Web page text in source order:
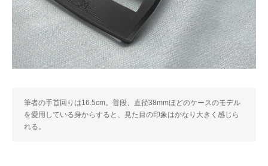
筆者の手首回りは16.5cm。普段、直径38mmほどのケースのモデル
を愛用している身からすると、見た目の印象はかなり大きく感じら
れる。